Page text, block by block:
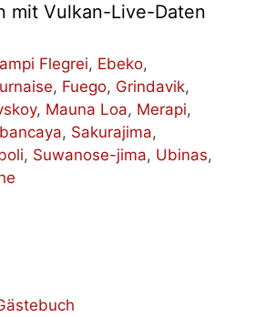
mit Vulkan-Live-Daten
Flegrei, Ebeko,
, Fuego, Grindavik,
, Mauna Loa, Merapi,
, Sakurajima,
, Suwanose-jima, Ubinas,